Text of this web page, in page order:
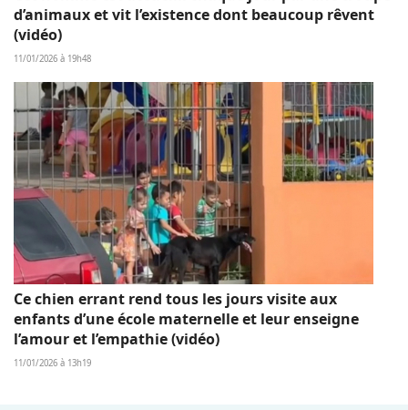
d’animaux et vit l’existence dont beaucoup rêvent
(vidéo)
11/01/2026 à 19h48
Ce chien errant rend tous les jours visite aux
enfants d’une école maternelle et leur enseigne
l’amour et l’empathie (vidéo)
11/01/2026 à 13h19